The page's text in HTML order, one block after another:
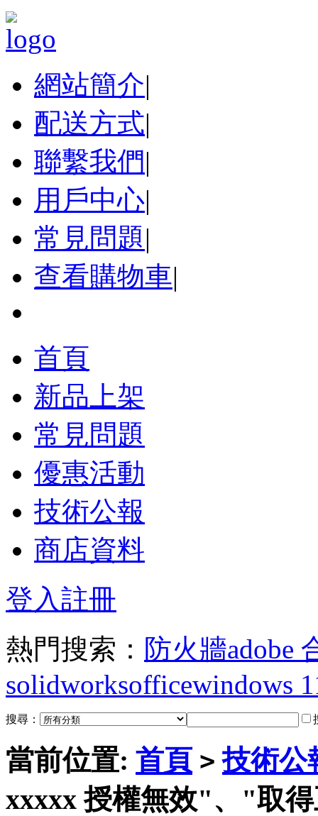
網站簡介|
配送方式|
聯繫我們|
用戶中心|
常見問題|
查看購物車|
首頁
新品上架
常見問題
優惠活動
技術公報
商店資料
登入註冊
熱門搜索： 防火牆adobe
solidworksofficewindows
搜尋：
當前位置: 首頁 > 技術公
xxxxx 授權無效"、"取